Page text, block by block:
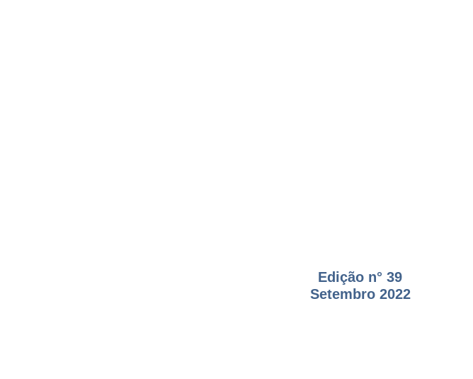
Edição n° 39
Setembro 2022